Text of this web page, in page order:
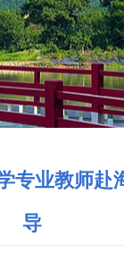
业教师赴
导